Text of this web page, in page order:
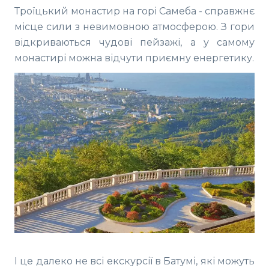
Троїцький монастир на горі Самеба - справжнє
місце сили з невимовною атмосферою. З гори
відкриваються чудові пейзажі, а у самому
монастирі можна відчути приємну енергетику.
І це далеко не всі екскурсії в Батумі, які можуть